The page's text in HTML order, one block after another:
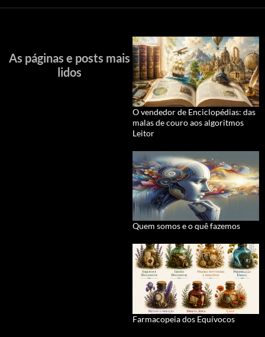
As páginas e posts mais
lidos
O vendedor de Enciclopédias: das
malas de couro aos algoritmos
Leitor
Quem somos e o quê fazemos
Farmacopeia dos Equívocos